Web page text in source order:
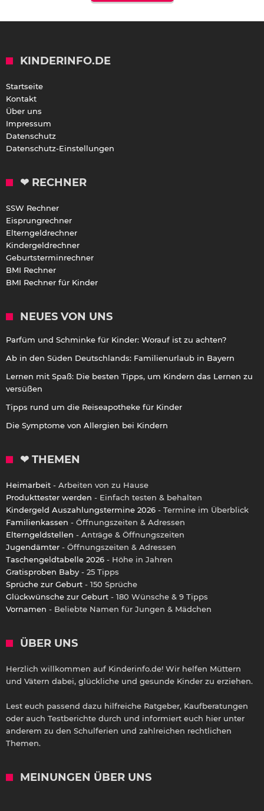
KINDERINFO.DE
Startseite
Kontakt
Über uns
Impressum
Datenschutz
Datenschutz-Einstellungen
❤ RECHNER
SSW Rechner
Eisprungrechner
Elterngeldrechner
Kindergeldrechner
Geburtsterminrechner
BMI Rechner
BMI Rechner für Kinder
NEUES VON UNS
Parfüm und Schminke für Kinder: Worauf ist zu achten?
Ab in den Süden Deutschlands: Familienurlaub in Bayern
Lernen mit Spaß: Die besten Tipps, um Kindern das Lernen zu
versüßen
Tipps rund um die Reiseapotheke für Kinder
Die Symptome von Allergien bei Kindern
❤ THEMEN
Heimarbeit - Arbeiten von zu Hause
Produkttester werden - Einfach testen & behalten
Kindergeld Auszahlungstermine 2026 - Termine im Überblick
Familienkassen - Öffnungszeiten & Adressen
Elterngeldstellen - Anträge & Öffnungszeiten
Jugendämter - Öffnungszeiten & Adressen
Taschengeldtabelle 2026 - Höhe in Jahren
Gratisproben Baby - 25 Tipps
Sprüche zur Geburt - 150 Sprüche
Glückwünsche zur Geburt - 180 Wünsche & 9 Tipps
Vornamen - Beliebte Namen für Jungen & Mädchen
ÜBER UNS
Herzlich willkommen auf Kinderinfo.de! Wir helfen Müttern
und Vätern dabei, glückliche und gesunde Kinder zu erziehen.
Lest euch passend dazu hilfreiche Ratgeber, Kaufberatungen
oder auch Testberichte durch und informiert euch hier unter
anderem zu den Schulferien und zahlreichen rechtlichen
Themen.
MEINUNGEN ÜBER UNS